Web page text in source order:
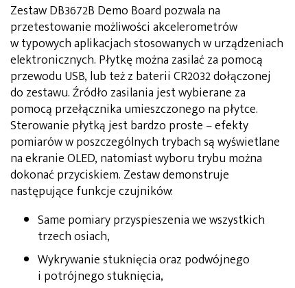
Zestaw DB3672B Demo Board pozwala na
przetestowanie możliwości akcelerometrów
w typowych aplikacjach stosowanych w urządzeniach
elektronicznych. Płytkę można zasilać za pomocą
przewodu USB, lub też z baterii CR2032 dołączonej
do zestawu. Źródło zasilania jest wybierane za
pomocą przełącznika umieszczonego na płytce.
Sterowanie płytką jest bardzo proste – efekty
pomiarów w poszczególnych trybach są wyświetlane
na ekranie OLED, natomiast wyboru trybu można
dokonać przyciskiem. Zestaw demonstruje
następujące funkcje czujników:
Same pomiary przyspieszenia we wszystkich
trzech osiach,
Wykrywanie stuknięcia oraz podwójnego
i potrójnego stuknięcia,